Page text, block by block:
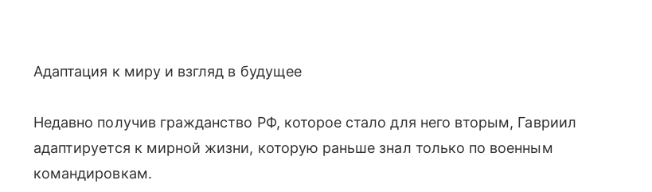
Адаптация к миру и взгляд в будущее
Недавно получив гражданство РФ, которое стало для него вторым, Гавриил
адаптируется к мирной жизни, которую раньше знал только по военным
командировкам.